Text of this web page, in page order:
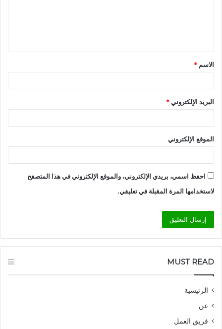
ق
*
الاسم *
البريد الإلكتروني*
الموقع الإلكتروني
احفظ اسمي، بريدي الإلكتروني، والموقع الإلكتروني في هذا المتصفح
لاستخدامها المرة المقبلة في تعليقي.
MUST READ
الرئيسية
عن
فريق العمل